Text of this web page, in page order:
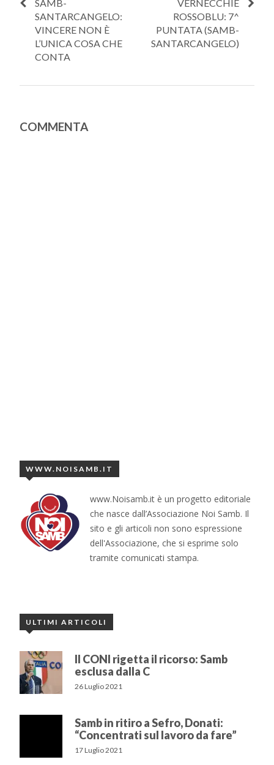
SAMB-
SANTARCANGELO:
VINCERE NON È
L’UNICA COSA CHE
CONTA
VERNECCHIE
ROSSOBLU: 7^
PUNTATA (SAMB-
SANTARCANGELO)
COMMENTA
WWW.NOISAMB.IT
www.Noisamb.it è un progetto editoriale
che nasce dall’Associazione Noi Samb. Il
sito e gli articoli non sono espressione
dell'Associazione, che si esprime solo
tramite comunicati stampa.
ULTIMI ARTICOLI
Il CONI rigetta il ricorso: Samb
esclusa dalla C
26 Luglio 2021
Samb in ritiro a Sefro, Donati:
“Concentrati sul lavoro da fare”
17 Luglio 2021